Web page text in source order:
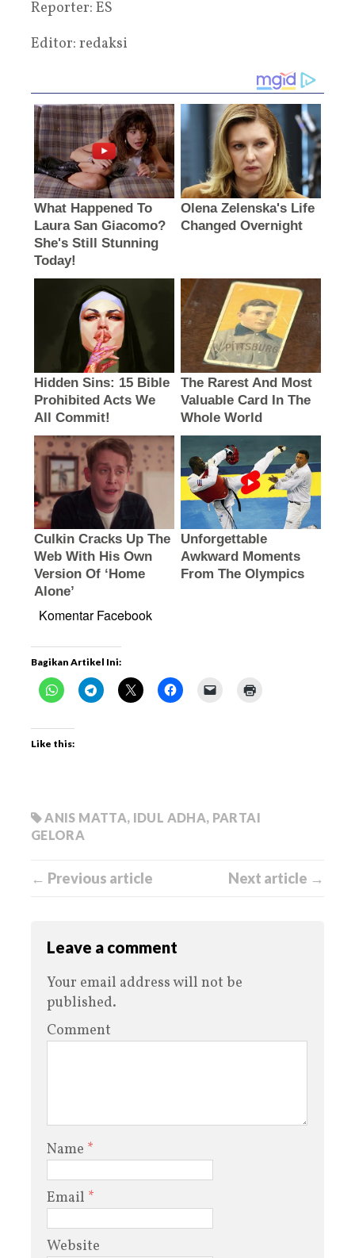
Reporter: ES
Editor: redaksi
Komentar Facebook
Bagikan Artikel Ini:
Like this:
ANIS MATTA, IDUL ADHA, PARTAI
GELORA
← Previous article Next article →
Leave a comment
Your email address will not be
published.
Comment
Name *
Email *
Website